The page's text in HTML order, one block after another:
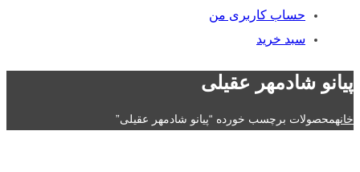
حساب کاربری من
سبد خرید
پیانو شادمهر عقیلی
خانهمحصولات برچسب خورده “پیانو شادمهر عقیلی”